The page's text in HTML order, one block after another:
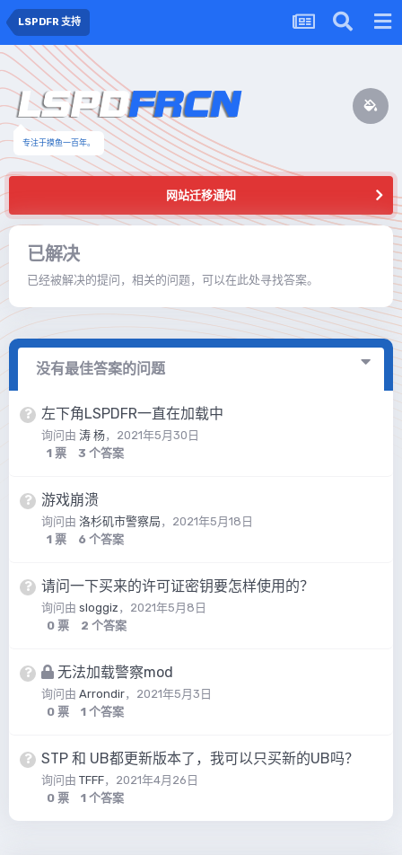
LSPDFR 支持
专注于摸鱼一百年。
网站迁移通知
已解决
已经被解决的提问，相关的问题，可以在此处寻找答案。
没有最佳答案的问题
左下角LSPDFR一直在加载中
询问由 涛 杨， 2021年5月30日
1 票 3 个答案
游戏崩溃
询问由 洛杉矶市警察局 ， 2021年5月18日
1 票 6 个答案
请问一下买来的许可证密钥要怎样使用的？
询问由 sloggiz ， 2021年5月8日
0 票 2 个答案
无法加载警察mod
询问由 Arrondir， 2021年5月3日
0 票 1 个答案
STP 和 UB都更新版本了，我可以只买新的UB吗？
询问由 TFFF， 2021年4月26日
0 票 1 个答案